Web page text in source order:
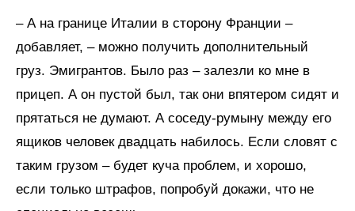
– А на границе Италии в сторону Франции –
добавляет, – можно получить дополнительный
груз. Эмигрантов. Было раз – залезли ко мне в
прицеп. А он пустой был, так они впятером сидят и
прятаться не думают. А соседу-румыну между его
ящиков человек двадцать набилось. Если словят с
таким грузом – будет куча проблем, и хорошо,
если только штрафов, попробуй докажи, что не